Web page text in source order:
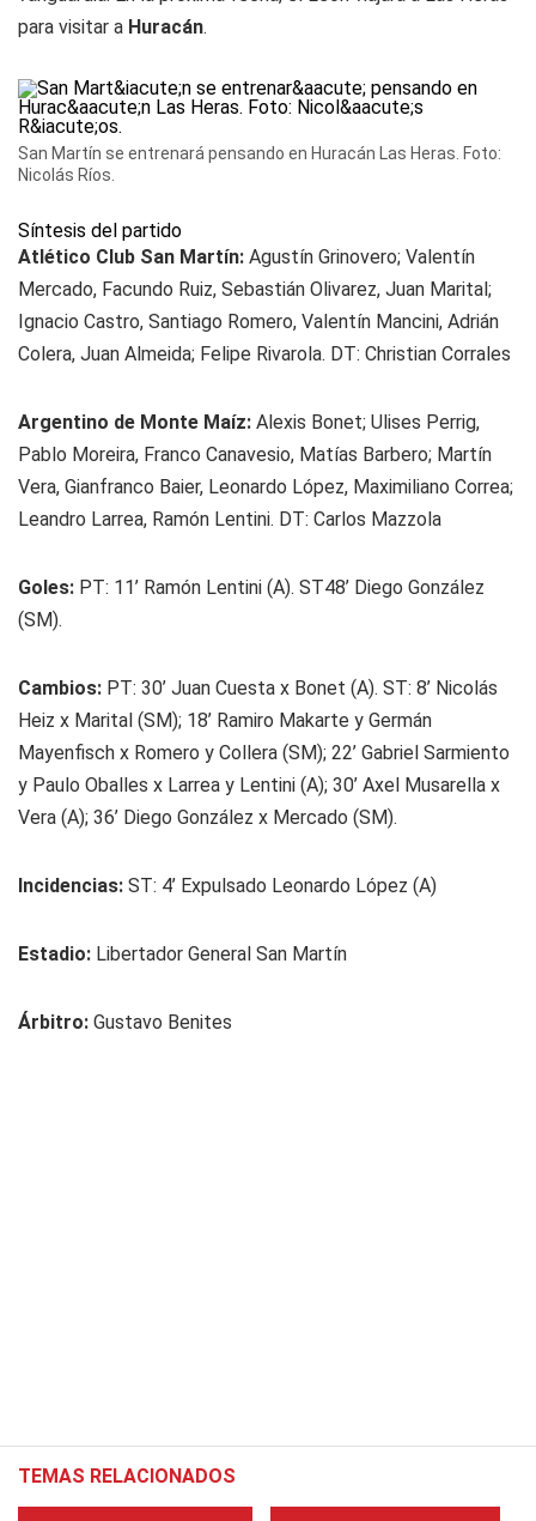
para visitar a Huracán.
San Martín se entrenará pensando en Huracán Las Heras. Foto:
Nicolás Ríos.
Síntesis del partido
Atlético Club San Martín: Agustín Grinovero; Valentín
Mercado, Facundo Ruiz, Sebastián Olivarez, Juan Marital;
Ignacio Castro, Santiago Romero, Valentín Mancini, Adrián
Colera, Juan Almeida; Felipe Rivarola. DT: Christian Corrales
Argentino de Monte Maíz: Alexis Bonet; Ulises Perrig,
Pablo Moreira, Franco Canavesio, Matías Barbero; Martín
Vera, Gianfranco Baier, Leonardo López, Maximiliano Correa;
Leandro Larrea, Ramón Lentini. DT: Carlos Mazzola
Goles: PT: 11’ Ramón Lentini (A). ST48’ Diego González
(SM).
Cambios: PT: 30’ Juan Cuesta x Bonet (A). ST: 8’ Nicolás
Heiz x Marital (SM); 18’ Ramiro Makarte y Germán
Mayenfisch x Romero y Collera (SM); 22’ Gabriel Sarmiento
y Paulo Oballes x Larrea y Lentini (A); 30’ Axel Musarella x
Vera (A); 36’ Diego González x Mercado (SM).
Incidencias: ST: 4’ Expulsado Leonardo López (A)
Estadio: Libertador General San Martín
Árbitro: Gustavo Benites
TEMAS RELACIONADOS